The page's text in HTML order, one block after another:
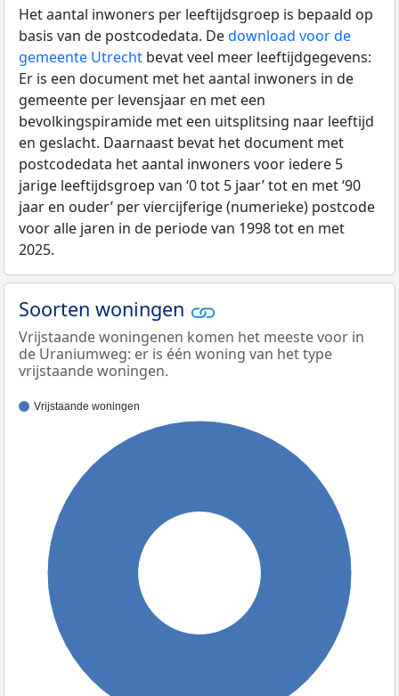
Het aantal inwoners per leeftijdsgroep is bepaald op
basis van de postcodedata. Dedownload voor de
gemeente Utrecht bevat veel meer leeftijdgegevens:
Er is een document met het aantal inwoners in de
gemeente per levensjaar en met een
bevolkingspiramide met een uitsplitsing naar leeftijd
en geslacht. Daarnaast bevat het document met
postcodedata het aantal inwoners voor iedere 5
jarige leeftijdsgroep van ‘0 tot 5 jaar’ tot en met ‘90
jaar en ouder’ per viercijferige (numerieke) postcode
voor alle jaren in de periode van 1998 tot en met
2025.
Soorten woningen
Vrijstaande woningenen komen het meeste voor in
de Uraniumweg: er is één woning van het type
vrijstaande woningen.
Vrijstaande woningen